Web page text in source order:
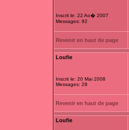
Inscrit le: 22 Ao� 2007
Messages: 92
Revenir en haut de page
Loufie
Inscrit le: 20 Mai 2008
Messages: 28
Revenir en haut de page
Loufie